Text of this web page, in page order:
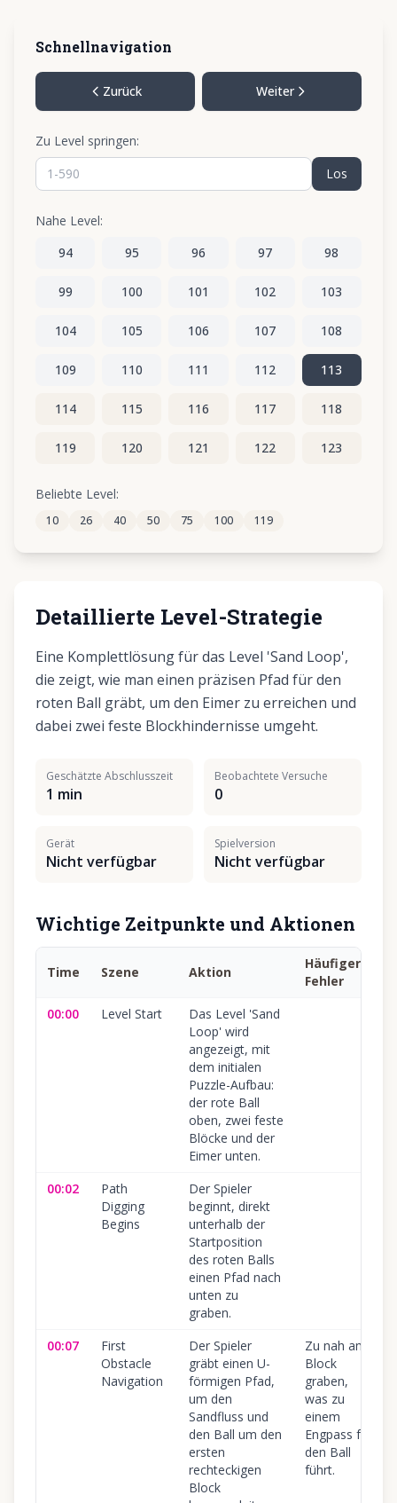
Schnellnavigation
Zurück Weiter
Zu Level springen:
Los
Nahe Level:
94
95 96 97 98
99 100 101 102 103
104 105 106 107 108
109 110 111 112 113
114 115 116 117 118
119 120 121 122 123
124
129 130 131 132
Beliebte Level:
10 26 40 50 75 100 119
Detaillierte Level-Strategie
Eine Komplettlösung für das Level 'Sand Loop',
die zeigt, wie man einen präzisen Pfad für den
roten Ball gräbt, um den Eimer zu erreichen und
dabei zwei feste Blockhindernisse umgeht.
Geschätzte Abschlusszeit
1 min
Beobachtete Versuche
0
Gerät
Nicht verfügbar
Spielversion
Nicht verfügbar
Wichtige Zeitpunkte und Aktionen
Time Szene Aktion
Häufiger
Fehler
00:00 Level Start
Das Level 'Sand
Loop' wird
angezeigt, mit
dem initialen
Puzzle-Aufbau:
der rote Ball
oben, zwei feste
Blöcke und der
Eimer unten.
00:02
Path
Digging
Begins
Der Spieler
beginnt, direkt
unterhalb der
Startposition
des roten Balls
einen Pfad nach
unten zu
graben.
00:07
First
Obstacle
Navigation
Der Spieler
gräbt einen U-
förmigen Pfad,
um den
Sandfluss und
den Ball um den
ersten
rechteckigen
Block
Zu nah am
Block
graben,
was zu
einem
Engpass für
den Ball
führt.